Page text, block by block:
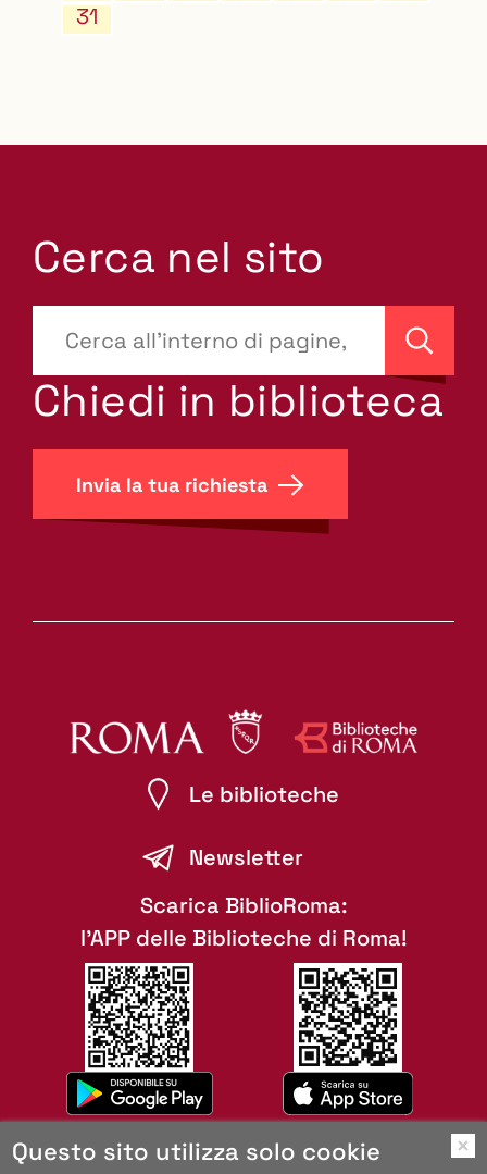
31
Cerca nel sito
site-
search.label???
Cerca
Chiedi in biblioteca
Invia la tua richiesta
Le biblioteche
Newsletter
Scarica BiblioRoma:
l'APP delle Biblioteche di Roma!
Questo sito utilizza solo cookie